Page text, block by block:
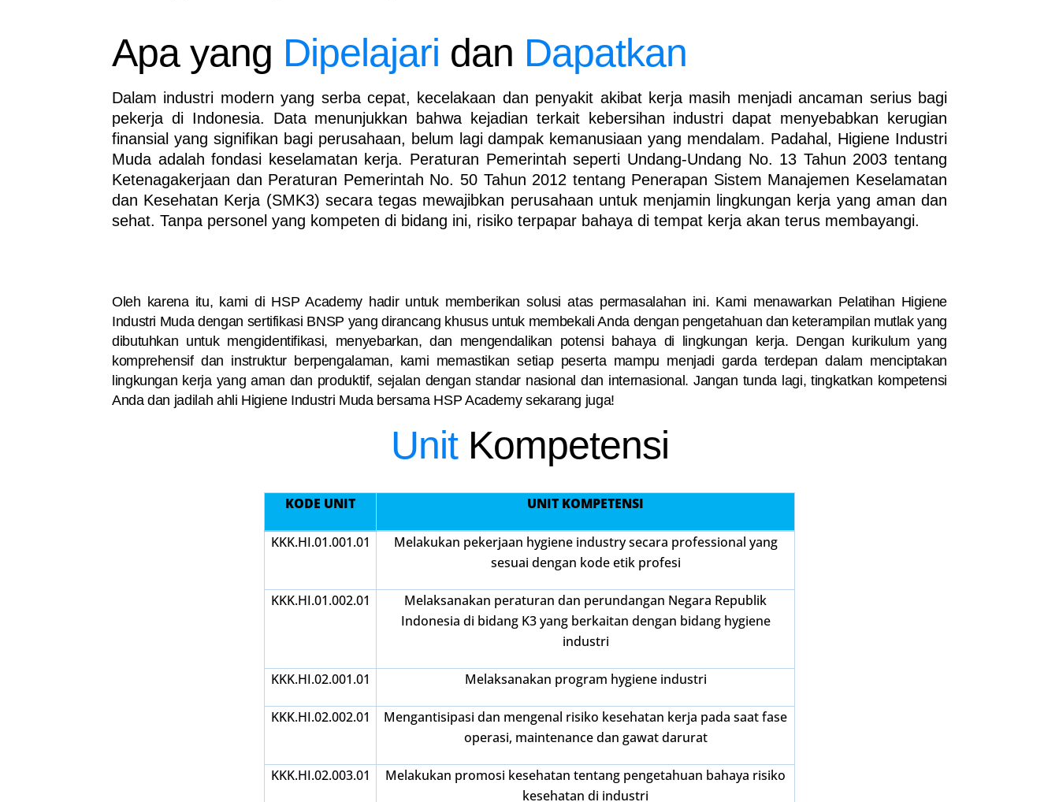
Apa yang Dipelajari dan Dapatkan
Dalam industri modern yang serba cepat, kecelakaan dan penyakit akibat kerja masih menjadi ancaman serius bagi
pekerja di Indonesia. Data menunjukkan bahwa kejadian terkait kebersihan industri dapat menyebabkan kerugian
finansial yang signifikan bagi perusahaan, belum lagi dampak kemanusiaan yang mendalam. Padahal, Higiene Industri
Muda adalah fondasi keselamatan kerja. Peraturan Pemerintah seperti Undang-Undang No. 13 Tahun 2003 tentang
Ketenagakerjaan dan Peraturan Pemerintah No. 50 Tahun 2012 tentang Penerapan Sistem Manajemen Keselamatan
dan Kesehatan Kerja (SMK3) secara tegas mewajibkan perusahaan untuk menjamin lingkungan kerja yang aman dan
sehat. Tanpa personel yang kompeten di bidang ini, risiko terpapar bahaya di tempat kerja akan terus membayangi.
Oleh karena itu, kami di HSP Academy hadir untuk memberikan solusi atas permasalahan ini. Kami menawarkan Pelatihan Higiene
Industri Mudadengan sertifikasi BNSP yang dirancang khusus untuk membekali Anda dengan pengetahuan dan keterampilan mutlak yang
dibutuhkan untuk mengidentifikasi, menyebarkan, dan mengendalikan potensi bahaya di lingkungan kerja. Dengan kurikulum yang
komprehensif dan instruktur berpengalaman, kami memastikan setiap peserta mampu menjadi garda terdepan dalam menciptakan
lingkungan kerja yang aman dan produktif, sejalan dengan standar nasional dan internasional. Jangan tunda lagi, tingkatkan kompetensi
Anda dan jadilah ahli Higiene Industri Mudabersama HSP Academy sekarang juga!
Unit Kompetensi
KODE UNIT UNIT KOMPETENSI
KKK.HI.01.001.01
Melakukan pekerjaan hygiene industry secara professional yang
sesuai dengan kode etik profesi
KKK.HI.01.002.01
Melaksanakan peraturan dan perundangan Negara Republik
Indonesia di bidang K3 yang berkaitan dengan bidang hygiene
industri
KKK.HI.02.001.01 Melaksanakan program hygiene industri
KKK.HI.02.002.01
Mengantisipasi dan mengenal risiko kesehatan kerja pada saat fase
operasi, maintenance dan gawat darurat
KKK.HI.02.003.01
Melakukan promosi kesehatan tentang pengetahuan bahaya risiko
kesehatan di industri